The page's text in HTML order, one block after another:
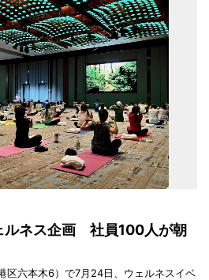
ルネス企画 社員100人が朝
区六本木6）で7月24日、ウェルネスイベ